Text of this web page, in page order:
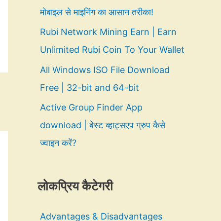
मोबाइल से माइनिंग का आसान तरीका!
Rubi Network Mining Earn | Earn
Unlimited Rubi Coin To Your Wallet
All Windows ISO File Download
Free | 32-bit and 64-bit
Active Group Finder App
download | बेस्ट व्हाट्सएप ग्रुप कैसे
ज्वाइन करें?
लोकप्रिय कैटेगरी
Advantages & Disadvantages